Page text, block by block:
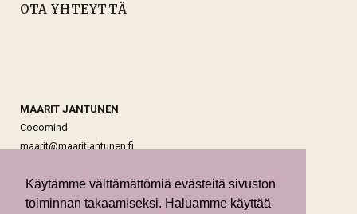
OTA YHTEYTTÄ
MAARIT JANTUNEN
Cocomind
maarit@maaritjantunen.fi
Käytämme välttämättömiä evästeitä sivuston
toiminnan takaamiseksi. Haluamme käyttää